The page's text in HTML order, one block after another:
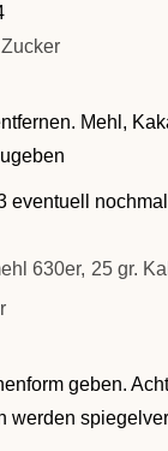
Mehl,
eventuell
630er, 25 gr.
geben.
werden